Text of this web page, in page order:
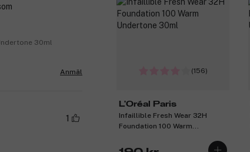
(156)
L'Oréal Paris
Infaillible Fresh Wear 32H
Foundation 100 Warm
30ml
Anmäl
1